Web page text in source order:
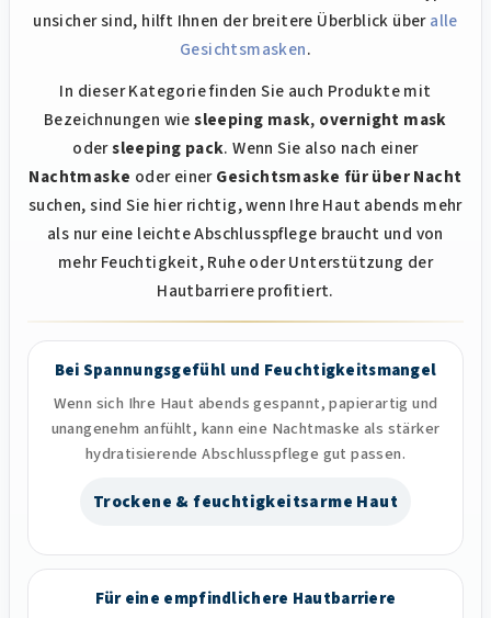
unsicher sind, hilft Ihnen der breitere Überblick überalle
Gesichtsmasken.
In dieser Kategorie finden Sie auch Produkte mit
Bezeichnungen wiesleeping mask, overnight mask
odersleeping pack. Wenn Sie also nach einer
Nachtmaske oder einerGesichtsmaske für über Nacht
suchen, sind Sie hier richtig, wenn Ihre Haut abends mehr
als nur eine leichte Abschlusspflege braucht und von
mehr Feuchtigkeit, Ruhe oder Unterstützung der
Hautbarriere profitiert.
Bei Spannungsgefühl und Feuchtigkeitsmangel
Wenn sich Ihre Haut abends gespannt, papierartig und
unangenehm anfühlt, kann eine Nachtmaske als stärker
hydratisierende Abschlusspflege gut passen.
Trockene & feuchtigkeitsarme Haut
Für eine empfindlichere Hautbarriere